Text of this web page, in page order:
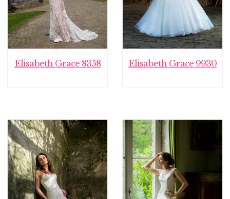
Elisabeth Grace 8358 Elisabeth Grace 9930